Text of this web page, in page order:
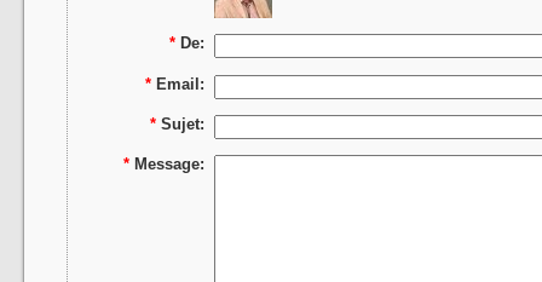
* De:
* Email:
* Sujet:
* Message: